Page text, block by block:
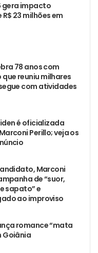
gera impacto
23 milhões em
78 anos com
reuniu milhares
com atividades
é oficializada
Perillo; veja os
Marconi
de “suor,
sapato” e
ao improviso
romance “mata
Goiânia